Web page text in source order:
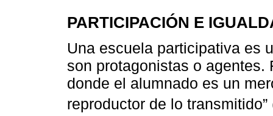
PARTICIPACIÓN E
Una escuela participativa es
son protagonistas o
donde el alumnado es un
reproductor de lo transmitido”